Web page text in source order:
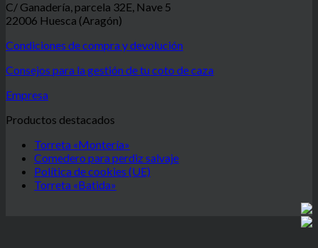
C/ Ganadería, parcela 32E, Nave 5
22006 Huesca (Aragón)
Condiciones de compra y devolución
Consejos para la gestión de tu coto de caza
Empresa
Productos destacados
Torreta «Montería»
Comedero para perdiz salvaje
Política de cookies (UE)
Torreta «Batida»